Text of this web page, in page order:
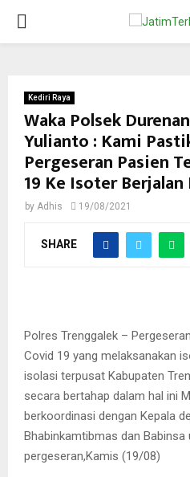
PRIMARY
Kediri Raya
Waka Polsek
Yulianto : Kami
Pergeseran Pasien
19 Ke Isoter Berjalan
by Adhis 19/08/2021
SHARE
Polres Trenggalek –
Covid 19 yang melaksanakan
isolasi terpusat Kabupaten
secara bertahap dalam hal ini
berkoordinasi dengan Kepala
Bhabinkamtibmas dan
pergeseran,Kamis (19/08)